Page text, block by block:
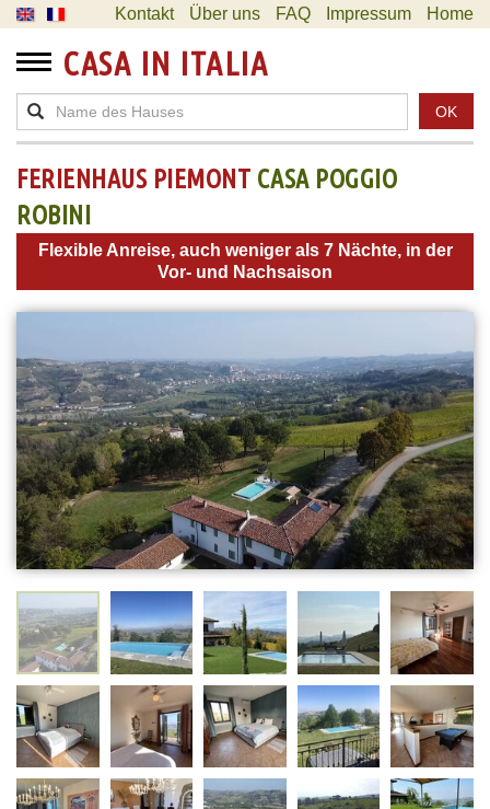
Kontakt Über uns FAQ Impressum Home
CASA IN ITALIA
OK
FERIENHAUS PIEMONT CASA POGGIO
ROBINI
Flexible Anreise, auch weniger als 7 Nächte, in der
Vor- und Nachsaison